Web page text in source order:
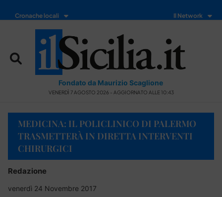
Cronache locali Il Network
Fondato da Maurizio Scaglione
VENERDÌ 7 AGOSTO 2026 - AGGIORNATO ALLE 10:43
MEDICINA: IL POLICLINICO DI PALERMO
TRASMETTERÀ IN DIRETTA INTERVENTI
CHIRURGICI
Redazione
venerdì 24 Novembre 2017